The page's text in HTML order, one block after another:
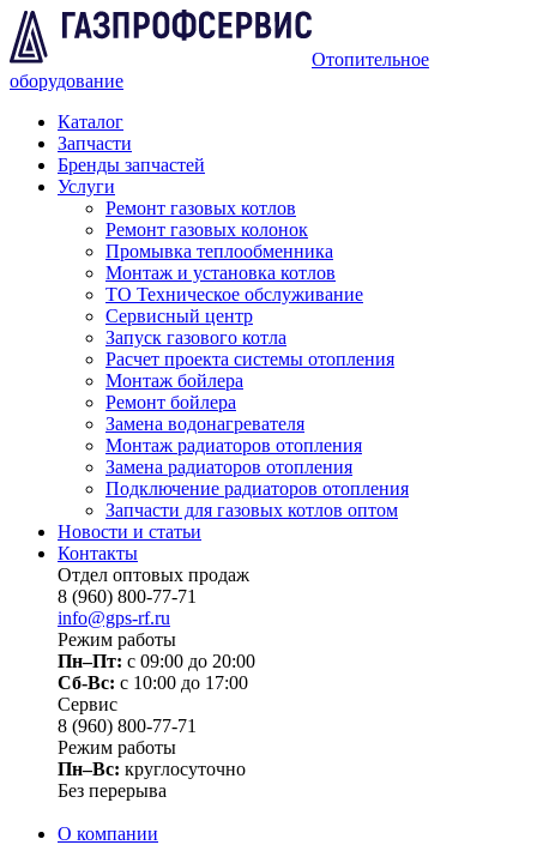
Отопительное
оборудование
Каталог
Запчасти
Бренды запчастей
Услуги
Ремонт газовых котлов
Ремонт газовых колонок
Промывка теплообменника
Монтаж и установка котлов
ТО Техническое обслуживание
Сервисный центр
Запуск газового котла
Расчет проекта системы отопления
Монтаж бойлера
Ремонт бойлера
Замена водонагревателя
Монтаж радиаторов отопления
Замена радиаторов отопления
Подключение радиаторов отопления
Запчасти для газовых котлов оптом
Новости и статьи
Контакты
Отдел оптовых продаж
8 (960) 800-77-71
info@gps-rf.ru
Режим работы
Пн–Пт: с 09:00 до 20:00
Сб-Вс: c 10:00 до 17:00
Сервис
8 (960) 800-77-71
Режим работы
Пн–Вс: круглосуточно
Без перерыва
О компании